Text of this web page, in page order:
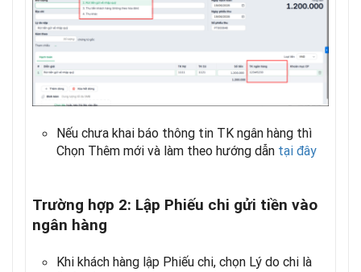
Nếu chưa khai báo thông tin TK ngân hàng thì
Chọn Thêm mới và làm theo hướng dẫn tại đây
Trường hợp 2: Lập Phiếu chi gửi tiền vào
ngân hàng
Khi khách hàng lập Phiếu chi, chọn Lý do chi là